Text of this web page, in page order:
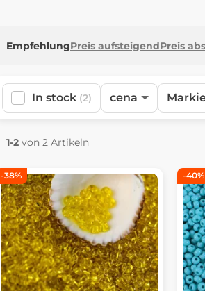
EmpfehlungPreis aufsteigendPreis
In stock (2) cena
1-2 von 2 Artikeln
-38% -40%